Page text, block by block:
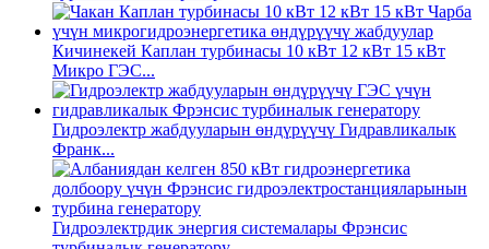
Кичинекей Каплан турбинасы 10 кВт 12 кВт 15 кВт
Микро ГЭС...
Гидроэлектр жабдууларын өндүрүүчү Гидравликалык
Франк...
Гидроэлектрдик энергия системалары Фрэнсис